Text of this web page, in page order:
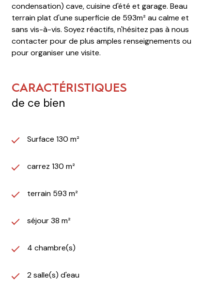
condensation) cave, cuisine d'été et garage. Beau
terrain plat d'une superficie de 593m² au calme et
sans vis-à-vis. Soyez réactifs, n'hésitez pas à nous
contacter pour de plus amples renseignements ou
pour organiser une visite.
CARACTÉRISTIQUES
de ce bien
Surface 130 m²
carrez 130 m²
terrain 593 m²
séjour 38 m²
4 chambre(s)
2 salle(s) d'eau